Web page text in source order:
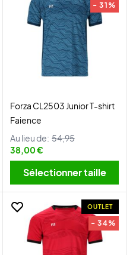
- 31%
Forza CL2503 Junior T-shirt
Faience
Au lieu de: 54,95
38,00 €
Sélectionner taille
OUTLET
- 34%